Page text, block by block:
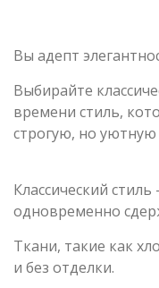
Вы адепт
Выбирайте
времени стиль,
строгую, но уютную
Классический
одновременно
Ткани, такие как
и без отделки.